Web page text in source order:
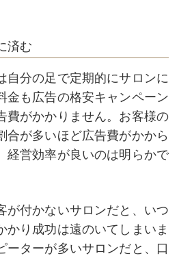
済む
自分の足で定期的にサロンに
金も広告の格安キャンペーン
費がかかりません。お客様の
合が多いほど広告費がかから
経営効率が良いのは明らかで
が付かないサロンだと、いつ
かり成功は遠のいてしまいま
ーターが多いサロンだと、口